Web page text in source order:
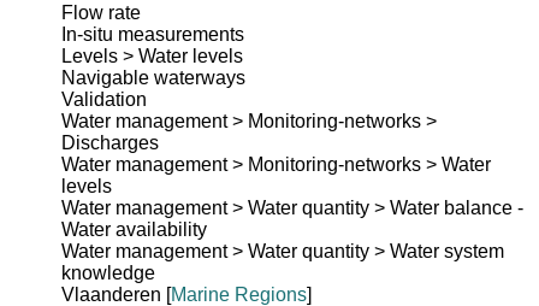
Flow rate
In-situ measurements
Levels > Water levels
Navigable waterways
Validation
Water management > Monitoring-networks >
Discharges
Water management > Monitoring-networks > Water
levels
Water management > Water quantity > Water balance -
Water availability
Water management > Water quantity > Water system
knowledge
Vlaanderen [Marine Regions]